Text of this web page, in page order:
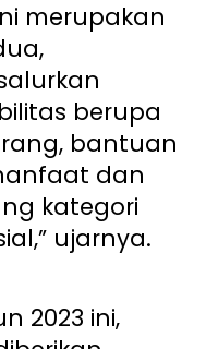
merupakan
berupa
bantuan
dan
kategori
ujarnya.
2023 ini,